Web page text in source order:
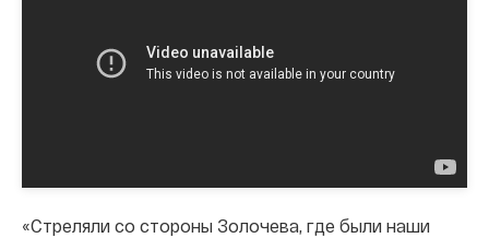
«Стреляли со стороны Золочева, где были наши